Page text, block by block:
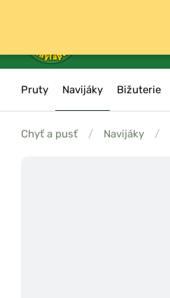
Pruty Navijáky Bižuterie
Chyť a pusť / Navijáky /